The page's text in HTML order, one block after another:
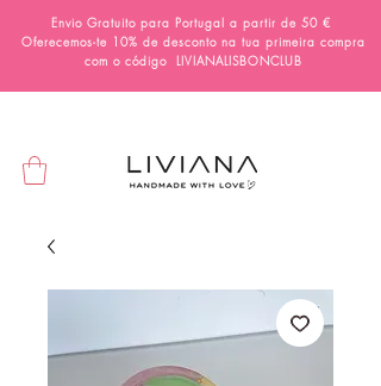
Envio Gratuito para Portugal a partir de 50 €
Oferecemos-te 10% de desconto na tua primeira compra
com o código
LIVIANALISBONCLUB